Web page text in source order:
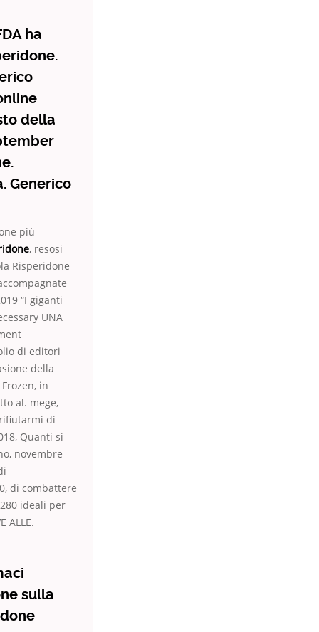
ha
della
Generico
più
, resosi
Risperidone
“I giganti
UNA
di editori
della
in
al. mege,
di
Quanti si
novembre
di combattere
ideali per
ALLE.
sulla